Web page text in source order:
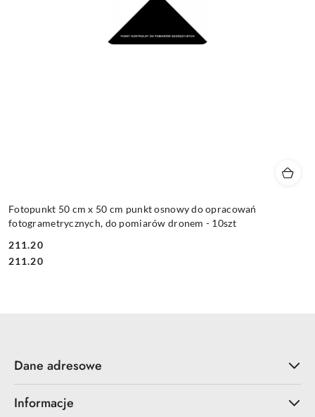
Fotopunkt 50 cm x 50 cm punkt osnowy do opracowań
fotogrametrycznych, do pomiarów dronem - 10szt
Cena:
211.20
Cena:
211.20
Dane adresowe
Informacje